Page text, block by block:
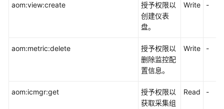
略
考
策
aom:view:create
授予权限以
创建仪表
盘。
Write -
aom:metric:delete
授予权限以
删除监控配
置信息。
Write -
aom:icmgr:get
授予权限以
获取采集组
Read -